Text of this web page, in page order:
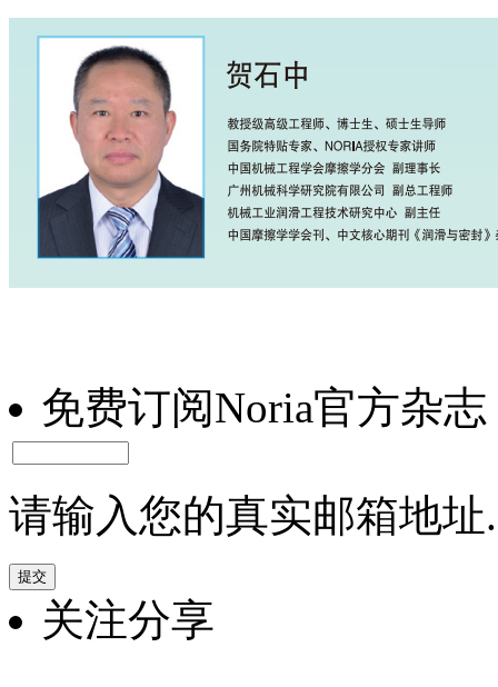
免费订阅Noria官方杂志
请输入您的真实邮箱地址.
关注分享